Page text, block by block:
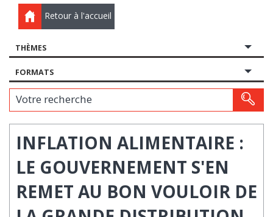
Retour à l'accueil
THÈMES
FORMATS
Votre recherche
INFLATION ALIMENTAIRE :
LE GOUVERNEMENT S'EN
REMET AU BON VOULOIR DE